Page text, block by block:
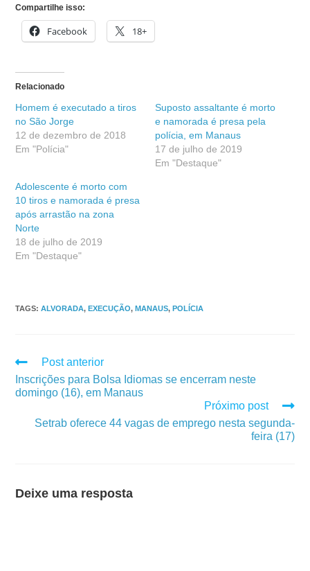
Compartilhe isso:
Facebook 18+
Relacionado
Homem é executado a tiros
no São Jorge
12 de dezembro de 2018
Em "Polícia"
Suposto assaltante é morto
e namorada é presa pela
polícia, em Manaus
17 de julho de 2019
Em "Destaque"
Adolescente é morto com
10 tiros e namorada é presa
após arrastão na zona
Norte
18 de julho de 2019
Em "Destaque"
TAGS:ALVORADA, EXECUÇÃO, MANAUS, POLÍCIA
Post anterior
Inscrições para Bolsa Idiomas se encerram neste
domingo (16), em Manaus
Próximo post
Setrab oferece 44 vagas de emprego nesta segunda-
feira (17)
Deixe uma resposta